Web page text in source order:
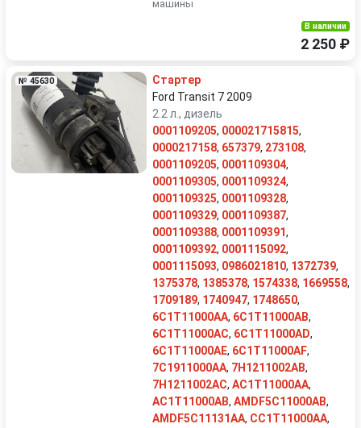
машины
В наличии
2 250 ₽
№ 45630
Стартер
Ford Transit 7 2009
2.2 л., дизель
0001109205, 000021715815,
0000217158, 657379, 273108,
0001109205, 0001109304,
0001109305, 0001109324,
0001109325, 0001109328,
0001109329, 0001109387,
0001109388, 0001109391,
0001109392, 0001115092,
0001115093, 0986021810, 1372739,
1375378, 1385378, 1574338, 1669558,
1709189, 1740947, 1748650,
6C1T11000AA, 6C1T11000AB,
6C1T11000AC, 6C1T11000AD,
6C1T11000AE, 6C1T11000AF,
7C1911000AA, 7H1211002AB,
7H1211002AC, AC1T11000AA,
AC1T11000AB, AMDF5C11000AB,
AMDF5C11131AA, CC1T11000AA,